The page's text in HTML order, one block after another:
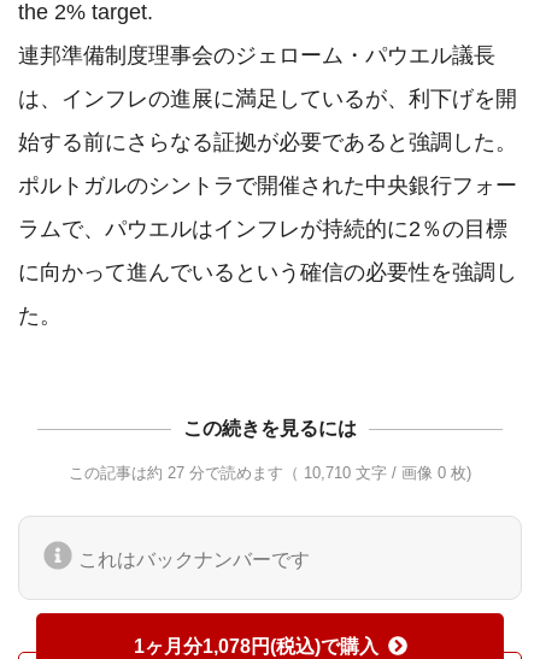
the 2% target.
連邦準備制度理事会のジェローム・パウエル議長
は、インフレの進展に満足しているが、利下げを開
始する前にさらなる証拠が必要であると強調した。
ポルトガルのシントラで開催された中央銀行フォー
ラムで、パウエルはインフレが持続的に2％の目標
に向かって進んでいるという確信の必要性を強調し
この続きを見るには
この記事は約 27 分で読めます（ 10,710 文字 / 画像 0 枚)
これはバックナンバーです
1ヶ月分1,078円(税込)で購入